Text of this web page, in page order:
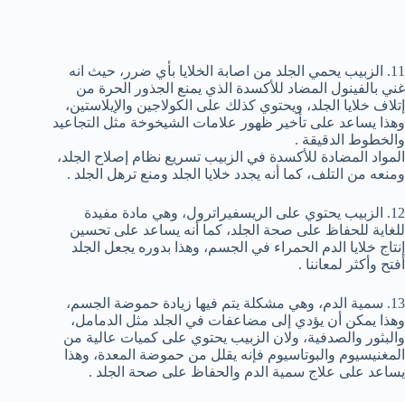
11. الزبيب يحمي الجلد من اصابة الخلايا بأي ضرر، حيث انه
غني بالفينول المضاد للأكسدة الذي يمنع الجذور الحرة من
إتلاف خلايا الجلد، ويحتوي كذلك على الكولاجين والإيلاستين،
وهذا يساعد على تأخير ظهور علامات الشيخوخة مثل التجاعيد
والخطوط الدقيقة .
المواد المضادة للأكسدة في الزبيب تسريع نظام إصلاح الجلد،
ومنعه من التلف، كما أنه يجدد خلايا الجلد ومنع ترهل الجلد .
12. الزبيب يحتوي على الريسفيراترول، وهي مادة مفيدة
للغاية للحفاظ على صحة الجلد، كما أنه يساعد على تحسين
إنتاج خلايا الدم الحمراء في الجسم، وهذا بدوره يجعل الجلد
أفتح وأكثر لمعاننا .
13. سمية الدم، وهي مشكلة يتم فيها زيادة حموضة الجسم،
وهذا يمكن أن يؤدي إلى مضاعفات في الجلد مثل الدمامل،
والبثور والصدفية، ولان الزبيب يحتوي على كميات عالية من
المغنيسيوم والبوتاسيوم فإنه يقلل من حموضة المعدة، وهذا
يساعد على علاج سمية الدم والحفاظ على صحة الجلد .